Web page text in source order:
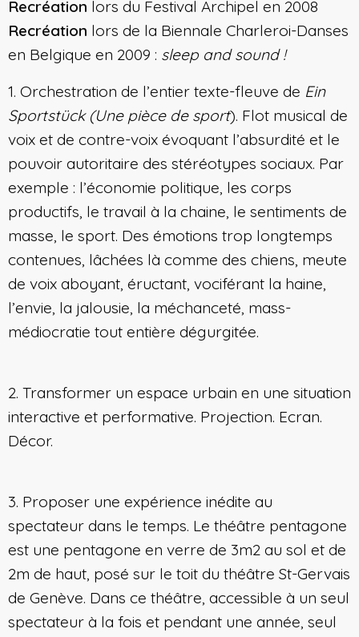
Recréation lors du Festival Archipel en 2008
Recréation lors de la Biennale Charleroi-Danses
en Belgique en 2009 : sleep and sound !
1. Orchestration de l’entier texte-fleuve de Ein
Sportstück (Une pièce de sport). Flot musical de
voix et de contre-voix évoquant l’absurdité et le
pouvoir autoritaire des stéréotypes sociaux. Par
exemple : l’économie politique, les corps
productifs, le travail à la chaine, le sentiments de
masse, le sport. Des émotions trop longtemps
contenues, lâchées là comme des chiens, meute
de voix aboyant, éructant, vociférant la haine,
l’envie, la jalousie, la méchanceté, mass-
médiocratie tout entière dégurgitée.
2. Transformer un espace urbain en une situation
interactive et performative. Projection. Ecran.
Décor.
3. Proposer une expérience inédite au
spectateur dans le temps. Le théâtre pentagone
est une pentagone en verre de 3m2 au sol et de
2m de haut, posé sur le toit du théâtre St-Gervais
de Genève. Dans ce théâtre, accessible à un seul
spectateur à la fois et pendant une année, seul